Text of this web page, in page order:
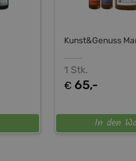
Kunst&Genuss
1 Stk.
€ 65,-
In den